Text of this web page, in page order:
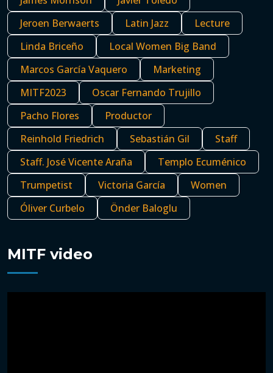
Jeroen Berwaerts
Latin Jazz
Lecture
Linda Briceño
Local Women Big Band
Marcos García Vaquero
Marketing
MITF2023
Oscar Fernando Trujillo
Pacho Flores
Productor
Reinhold Friedrich
Sebastián Gil
Staff
Staff. José Vicente Araña
Templo Ecuménico
Trumpetist
Victoria García
Women
Óliver Curbelo
Önder Baloglu
MITF video